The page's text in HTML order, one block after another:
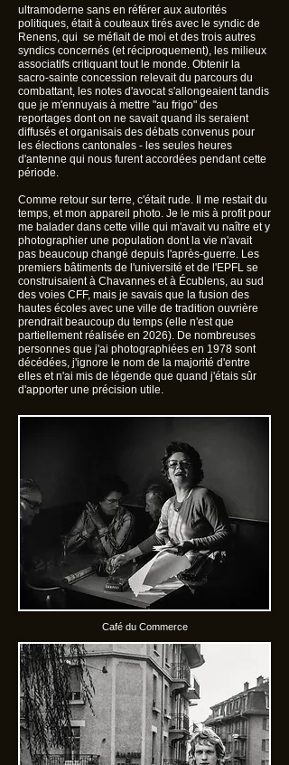
ultramoderne sans en référer aux autorités
politiques, était à couteaux tirés avec le syndic de
Renens, qui se méfiait de moi et des trois autres
syndics concernés (et réciproquement), les milieux
associatifs critiquant tout le monde. Obtenir la
sacro-sainte concession relevait du parcours du
combattant, les notes d'avocat s'allongeaient tandis
que je m'ennuyais à mettre "au frigo" des
reportages dont on ne savait quand ils seraient
diffusés et organisais des débats convenus pour
les élections cantonales - les seules heures
d'antenne qui nous furent accordées pendant cette
période.
Comme retour sur terre, c'était rude. Il me restait du
temps, et mon appareil photo. Je le mis à profit pour
me balader dans cette ville qui m'avait vu naître et y
photographier une population dont la vie n'avait
pas beaucoup changé depuis l'après-guerre. Les
premiers bâtiments de l'université et de l'EPFL se
construisaient à Chavannes et à Écublens, au sud
des voies CFF, mais je savais que la fusion des
hautes écoles avec une ville de tradition ouvrière
prendrait beaucoup du temps (elle n'est que
partiellement réalisée en 2026). De nombreuses
personnes que j'ai photographiées en 1978 sont
décédées, j'ignore le nom de la majorité d'entre
elles et n'ai mis de légende que quand j'étais sûr
d'apporter une précision utile.
Café du Commerce